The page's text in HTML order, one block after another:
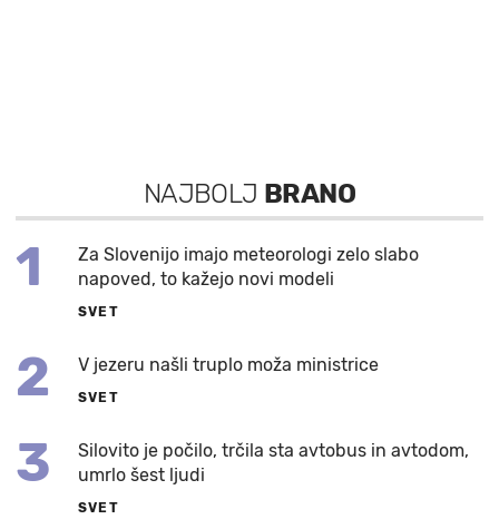
NAJBOLJ BRANO
1
Za Slovenijo imajo meteorologi zelo slabo
napoved, to kažejo novi modeli
SVET
2 V jezeru našli truplo moža ministrice
SVET
3
Silovito je počilo, trčila sta avtobus in avtodom,
umrlo šest ljudi
SVET